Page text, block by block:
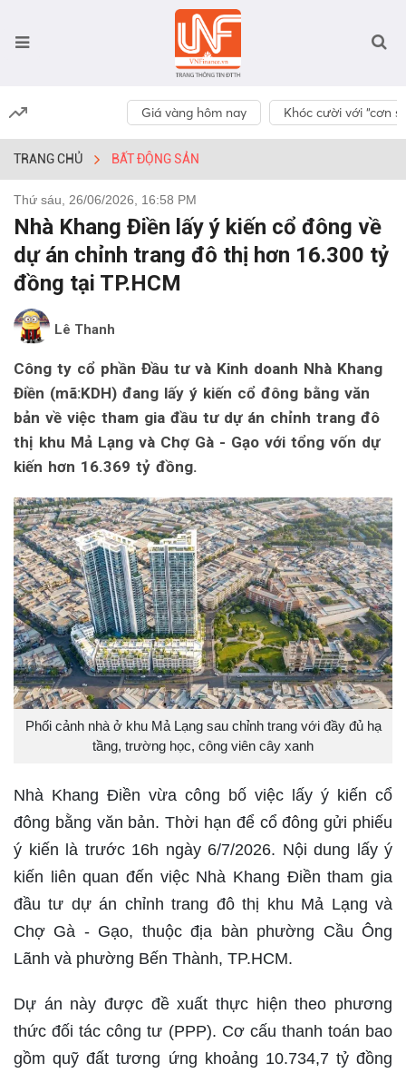
Giá vàng hôm nay Khóc cười với “cơn
TRANG CHỦ BẤT ĐỘNG SẢN
Thứ sáu, 26/06/2026, 16:58 PM
Nhà Khang Điền lấy ý kiến cổ đông về
dự án chỉnh trang đô thị hơn 16.300 tỷ
đồng tại TP.HCM
Lê Thanh
Công ty cổ phần Đầu tư và Kinh doanh Nhà Khang
Điền (mã:KDH) đang lấy ý kiến cổ đông bằng văn
bản về việc tham gia đầu tư dự án chỉnh trang đô
thị khu Mả Lạng và Chợ Gà - Gạo với tổng vốn dự
kiến hơn 16.369 tỷ đồng.
Phối cảnh nhà ở khu Mả Lạng sau chỉnh trang với đầy đủ hạ
tầng, trường học, công viên cây xanh
Nhà Khang Điền vừa công bố việc lấy ý kiến cổ
đông bằng văn bản. Thời hạn để cổ đông gửi phiếu
ý kiến là trước 16h ngày 6/7/2026. Nội dung lấy ý
kiến liên quan đến việc Nhà Khang Điền tham gia
đầu tư dự án chỉnh trang đô thị khu Mả Lạng và
Chợ Gà - Gạo, thuộc địa bàn phường Cầu Ông
Lãnh và phường Bến Thành, TP.HCM.
Dự án này được đề xuất thực hiện theo phương
thức đối tác công tư (PPP). Cơ cấu thanh toán bao
gồm quỹ đất tương ứng khoảng 10.734,7 tỷ đồng